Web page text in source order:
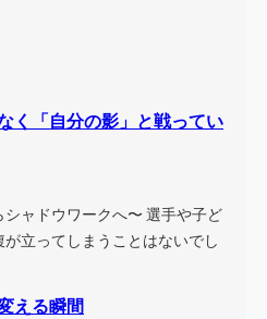
く「自分の影」と戦ってい
ャドウワークへ〜 選手や子ど
立ってしまうことはないでし
える瞬間